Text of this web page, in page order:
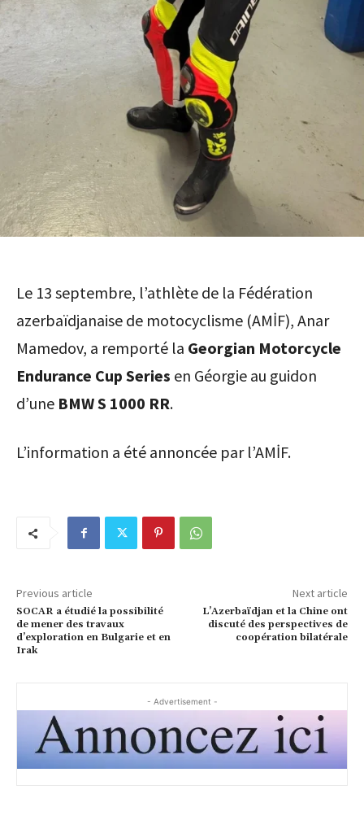
Le 13 septembre, l’athlète de la Fédération
azerbaïdjanaise de motocyclisme (AMİF), Anar
Mamedov, a remporté la Georgian Motorcycle
Endurance Cup Series en Géorgie au guidon
d’une BMW S 1000 RR.
L’information a été annoncée par l’AMİF.
Previous article
SOCAR a étudié la possibilité
de mener des travaux
d’exploration en Bulgarie et en
Irak
Next article
L’Azerbaïdjan et la Chine ont
discuté des perspectives de
coopération bilatérale
- Advertisement -